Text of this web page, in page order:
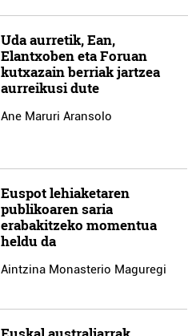
Uda aurretik, Ean,
Elantxoben eta Foruan
kutxazain berriak jartzea
aurreikusi dute
Ane Maruri Aransolo
Euspot lehiaketaren
publikoaren saria
erabakitzeko momentua
heldu da
Aintzina Monasterio Maguregi